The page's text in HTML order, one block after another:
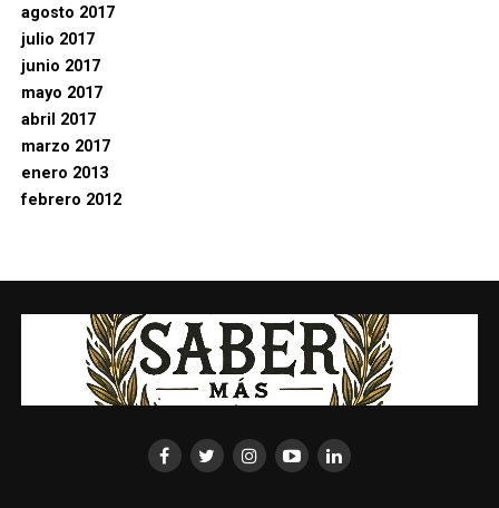
agosto 2017
julio 2017
junio 2017
mayo 2017
abril 2017
marzo 2017
enero 2013
febrero 2012